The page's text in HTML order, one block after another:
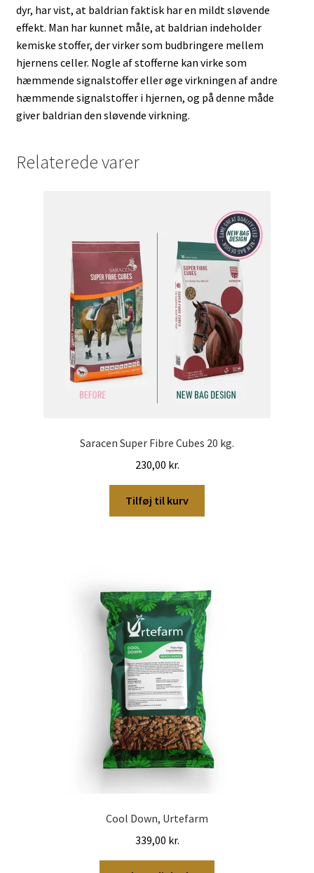
dyr, har vist, at baldrian faktisk har en mildt sløvende
effekt. Man har kunnet måle, at baldrian indeholder
kemiske stoffer, der virker som budbringere mellem
hjernens celler. Nogle af stofferne kan virke som
hæmmende signalstoffer eller øge virkningen af andre
hæmmende signalstoffer i hjernen, og på denne måde
giver baldrian den sløvende virkning.
Relaterede varer
Saracen Super Fibre Cubes 20 kg.
230,00 kr.
Tilføj til kurv
Cool Down, Urtefarm
339,00 kr.